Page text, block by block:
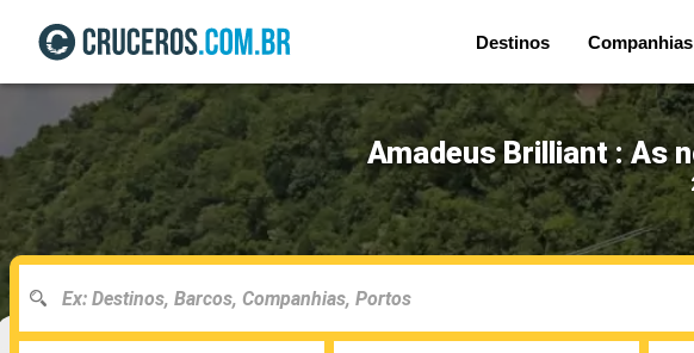
Destinos Companhias
Amadeus Brilliant : As